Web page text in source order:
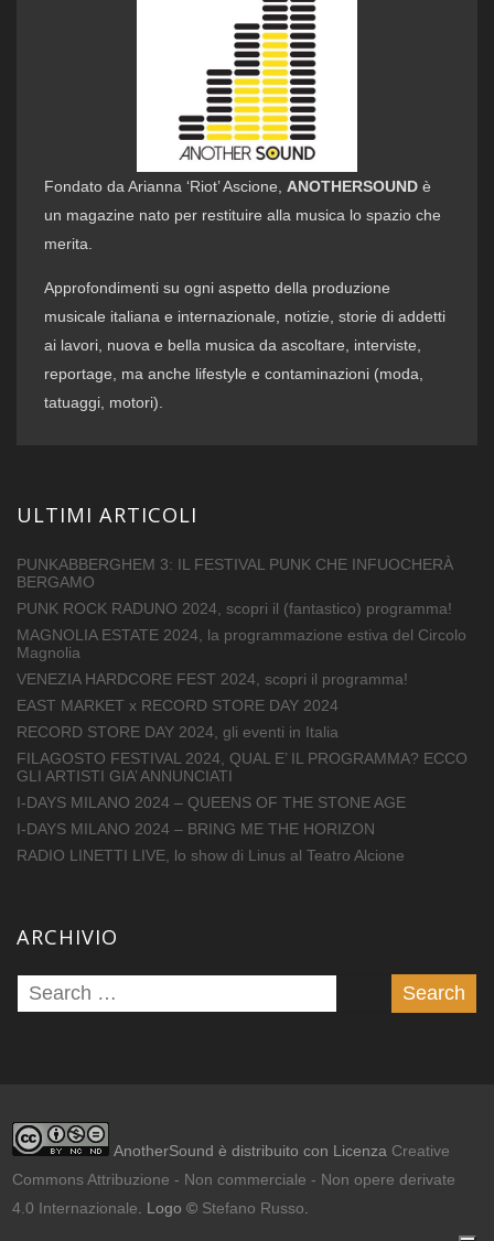
Fondato da Arianna ‘Riot’ Ascione, ANOTHERSOUND è
un magazine nato per restituire alla musica lo spazio che
merita.
Approfondimenti su ogni aspetto della produzione
musicale italiana e internazionale, notizie, storie di addetti
ai lavori, nuova e bella musica da ascoltare, interviste,
reportage, ma anche lifestyle e contaminazioni (moda,
tatuaggi, motori).
ULTIMI ARTICOLI
PUNKABBERGHEM 3: IL FESTIVAL PUNK CHE INFUOCHERÀ
BERGAMO
PUNK ROCK RADUNO 2024, scopri il (fantastico) programma!
MAGNOLIA ESTATE 2024, la programmazione estiva del Circolo
Magnolia
VENEZIA HARDCORE FEST 2024, scopri il programma!
EAST MARKET x RECORD STORE DAY 2024
RECORD STORE DAY 2024, gli eventi in Italia
FILAGOSTO FESTIVAL 2024, QUAL E’ IL PROGRAMMA? ECCO
GLI ARTISTI GIA’ ANNUNCIATI
I-DAYS MILANO 2024 – QUEENS OF THE STONE AGE
I-DAYS MILANO 2024 – BRING ME THE HORIZON
RADIO LINETTI LIVE, lo show di Linus al Teatro Alcione
ARCHIVIO
AnotherSound è distribuito con Licenza Creative
Commons Attribuzione - Non commerciale - Non opere derivate
4.0 Internazionale . Logo © Stefano Russo